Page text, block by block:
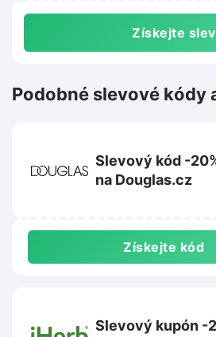
Získejte
Podobné slevové kódy
Slevový kód -
na Douglas.cz
Získejte kód
Slevový kupón -